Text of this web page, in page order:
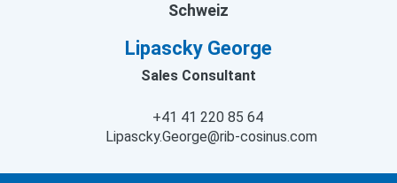
Schweiz
Lipascky George
Sales Consultant
+41 41 220 85 64
Lipascky.George@rib-cosinus.com